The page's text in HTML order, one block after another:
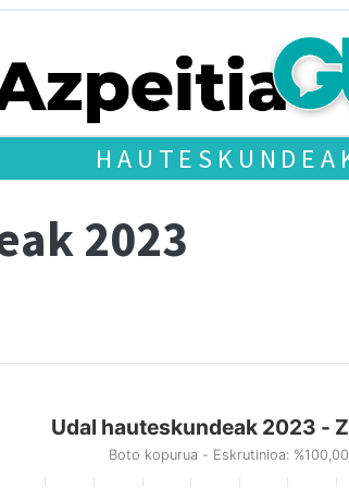
2023
Udal hauteskundeak 2023 -
Boto kopurua - Eskrutinioa: %100,00